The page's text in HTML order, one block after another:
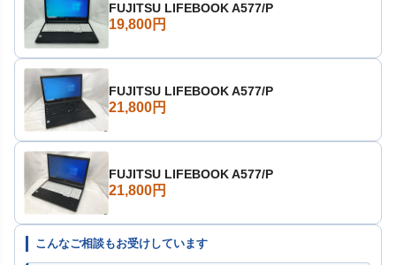
FUJITSU LIFEBOOK A577/P
19,800円
FUJITSU LIFEBOOK A577/P
21,800円
FUJITSU LIFEBOOK A577/P
21,800円
こんなご相談もお受けしています